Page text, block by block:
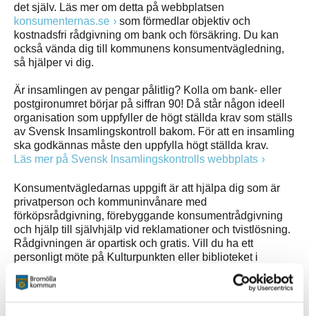
det själv. Läs mer om detta på webbplatsen
konsumenternas.se
som förmedlar objektiv och
kostnadsfri rådgivning om bank och försäkring. Du kan
också vända dig till kommunens konsumentvägledning,
så hjälper vi dig.
Är insamlingen av pengar pålitlig? Kolla om bank- eller
postgironumret börjar på siffran 90! Då står någon ideell
organisation som uppfyller de högt ställda krav som ställs
av Svensk Insamlingskontroll bakom. För att en insamling
ska godkännas måste den uppfylla högt ställda krav.
Läs mer på Svensk Insamlingskontrolls webbplats
Konsumentvägledarnas uppgift är att hjälpa dig som är
privatperson och kommuninvånare med
förköpsrådgivning, förebyggande konsumentrådgivning
och hjälp till självhjälp vid reklamationer och tvistlösning.
Rådgivningen är opartisk och gratis. Vill du ha ett
personligt möte på Kulturpunkten eller biblioteket i